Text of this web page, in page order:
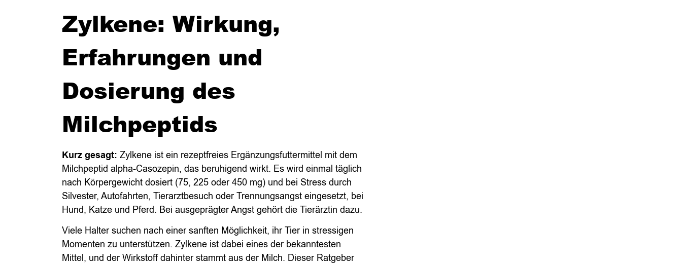
Zylkene: Wirkung,
Erfahrungen und
Dosierung des
Milchpeptids
Kurz gesagt: Zylkene ist ein rezeptfreies Ergänzungsfuttermittel mit dem
Milchpeptid alpha-Casozepin, das beruhigend wirkt. Es wird einmal täglich
nach Körpergewicht dosiert (75, 225 oder 450 mg) und bei Stress durch
Silvester, Autofahrten, Tierarztbesuch oder Trennungsangst eingesetzt, bei
Hund, Katze und Pferd. Bei ausgeprägter Angst gehört die Tierärztin dazu.
Viele Halter suchen nach einer sanften Möglichkeit, ihr Tier in stressigen
Momenten zu unterstützen. Zylkene ist dabei eines der bekanntesten
Mittel, und der Wirkstoff dahinter stammt aus der Milch. Dieser Ratgeber